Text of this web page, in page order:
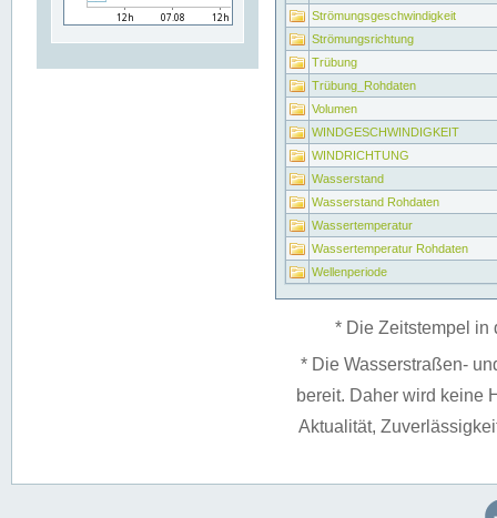
Strömungsgeschwindigkeit
Strömungsrichtung
Trübung
Trübung_Rohdaten
Volumen
WINDGESCHWINDIGKEIT
WINDRICHTUNG
Wasserstand
Wasserstand Rohdaten
Wassertemperatur
Wassertemperatur Rohdaten
Wellenperiode
* Die Zeitstempel in
* Die Wasserstraßen-
bereit. Daher wird keine
Aktualität,